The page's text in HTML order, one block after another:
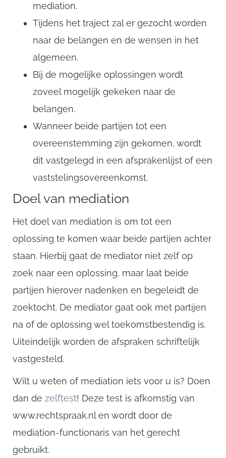
mediation.
Tijdens het traject zal er gezocht worden
naar de belangen en de wensen in het
algemeen.
Bij de mogelijke oplossingen wordt
zoveel mogelijk gekeken naar de
belangen.
Wanneer beide partijen tot een
overeenstemming zijn gekomen, wordt
dit vastgelegd in een afsprakenlijst of een
vaststelingsovereenkomst.
Doel van mediation
Het doel van mediation is om tot een
oplossing te komen waar beide partijen achter
staan. Hierbij gaat de mediator niet zelf op
zoek naar een oplossing, maar laat beide
partijen hierover nadenken en begeleidt de
zoektocht. De mediator gaat ook met partijen
na of de oplossing wel toekomstbestendig is.
Uiteindelijk worden de afspraken schriftelijk
vastgesteld.
Wilt u weten of mediation iets voor u is? Doen
dan de zelftest! Deze test is afkomstig van
www.rechtspraak.nl en wordt door de
mediation-functionaris van het gerecht
gebruikt.
Email